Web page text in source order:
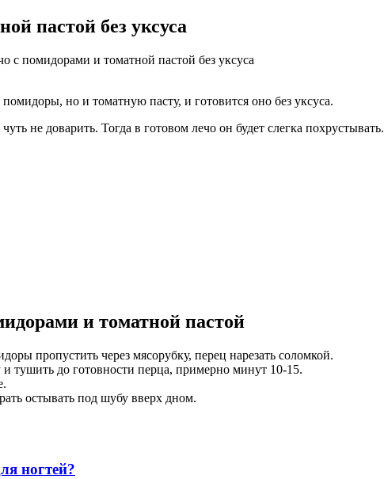
пастой без уксуса
с помидорами и томатной пастой без уксуса
но и томатную пасту, и готовится оно без уксуса.
не доварить. Тогда в готовом лечо он будет слегка похрустывать.
и томатной пастой
пропустить через мясорубку, перец нарезать соломкой.
и тушить до готовности перца, примерно минут 10-15.
остывать под шубу вверх дном.
ногтей?